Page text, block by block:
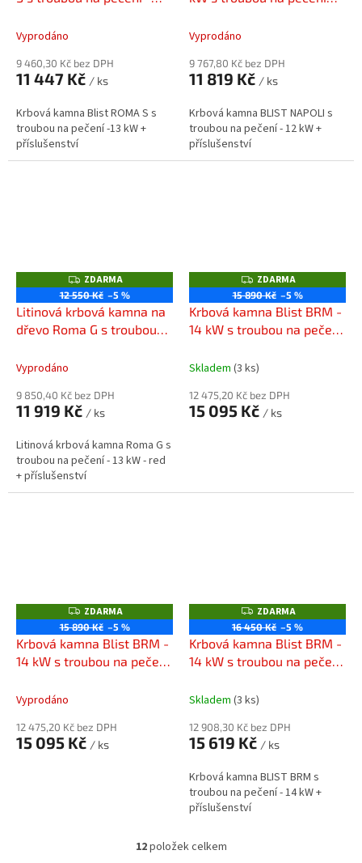
A
Vyprodáno
9 460,30 Kč bez DPH
11 447 Kč / ks
Krbová kamna Blist ROMA S s
troubou na pečení -13 kW +
příslušenství
A
Vyprodáno
9 767,80 Kč bez DPH
11 819 Kč / ks
Krbová kamna BLIST NAPOLI s
troubou na pečení - 12 kW +
příslušenství
Z
D
A
R
A
ZDARMA
12 550 Kč –5 %
Litinová krbová kamna na
dřevo Roma G s troubou
příslušenství
Vyprodáno
9 850,40 Kč bez DPH
11 919 Kč / ks
Litinová krbová kamna Roma G s
troubou na pečení - 13 kW - red
+ příslušenství
Z
D
A
R
A
ZDARMA
15 890 Kč –5 %
Krbová kamna Blist BRM -
14 kW s troubou na pečení
Skladem (3 ks)
12 475,20 Kč bez DPH
15 095 Kč / ks
Z
D
A
R
A
ZDARMA
15 890 Kč –5 %
Krbová kamna Blist BRM -
14 kW s troubou na pečení
Vyprodáno
12 475,20 Kč bez DPH
15 095 Kč / ks
Z
D
A
R
A
ZDARMA
16 450 Kč –5 %
Krbová kamna Blist BRM -
14 kW s troubou na pečení
Skladem (3 ks)
12 908,30 Kč bez DPH
15 619 Kč / ks
Krbová kamna BLIST BRM s
troubou na pečení - 14 kW +
příslušenství
O
12položek celkem